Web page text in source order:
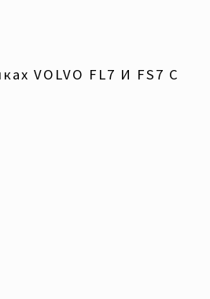
VOLVO FL7 И FS7 С